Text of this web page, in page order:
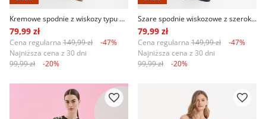
Kremowe spodnie z wiskozy typu wide leg
79,99 zł
Cena regularna 149,99 zł
-47%
Najniższa cena z 30 dni
99,99 zł
-20%
Szare spodnie wiskozowe z szeroką nogawką
79,99 zł
Cena regularna 149,99 zł
-47%
Najniższa cena z 30 dni
99,99 zł
-20%